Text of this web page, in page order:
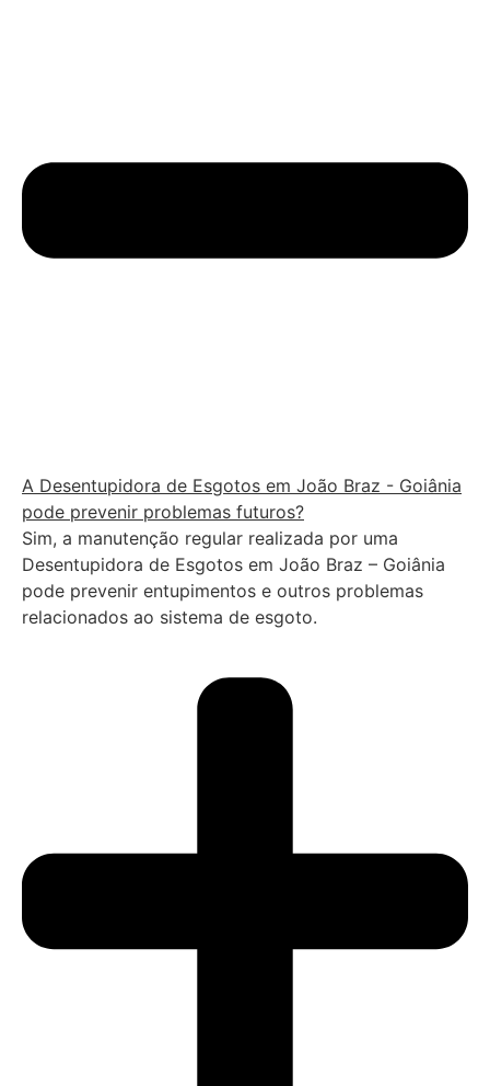
A Desentupidora de Esgotos em João Braz - Goiânia
pode prevenir problemas futuros?
Sim, a manutenção regular realizada por uma
Desentupidora de Esgotos em João Braz – Goiânia
pode prevenir entupimentos e outros problemas
relacionados ao sistema de esgoto.